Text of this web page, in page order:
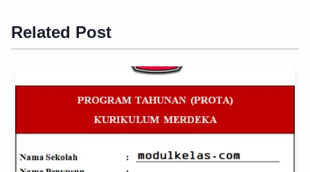
Related Post